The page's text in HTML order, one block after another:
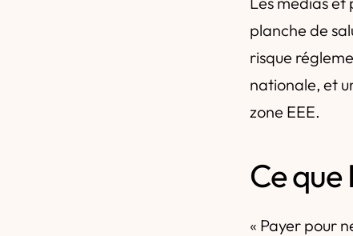
planche de
risque
nationale, et
zone EEE.
Ce que
« Payer pour